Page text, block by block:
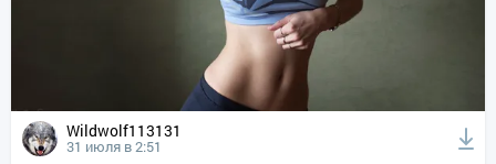
Wildwolf113131
31 июля в 2:51